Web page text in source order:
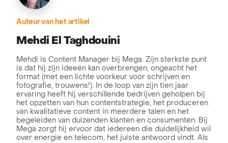
Auteur van het artikel
Mehdi El Taghdouini
Mehdi is Content Manager bij Mega. Zijn sterkste punt
is dat hij zijn ideeën kan overbrengen, ongeacht het
format (met een lichte voorkeur voor schrijven en
fotografie, trouwens!). In de loop van zijn tien jaar
ervaring heeft hij verschillende bedrijven geholpen bij
het opzetten van hun contentstrategie, het produceren
van kwalitatieve content in meerdere talen en het
begeleiden van duizenden klanten en consumenten. Bij
Mega zorgt hij ervoor dat iedereen die duidelijkheid wil
over energie en telecom, het juiste antwoord vindt. Als